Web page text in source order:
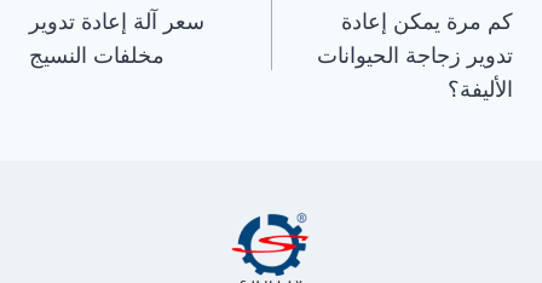
المقالات
كم مرة يمكن إعادة
تدوير زجاجة الحيوانات
الأليفة؟
سعر آلة إعادة تدوير
مخلفات النسيج